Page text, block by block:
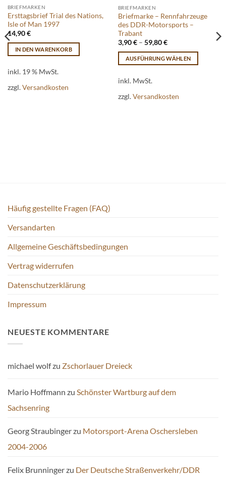
BRIEFMARKEN
Ersttagsbrief Trial des Nations,
Isle of Man 1997
14,90€
IN DEN WARENKORB
inkl. 19 % MwSt.
zzgl.Versandkosten
BRIEFMARKEN
Briefmarke – Rennfahrzeuge
des DDR-Motorsports –
Trabant
3,90€– 59,80€
AUSFÜHRUNG WÄHLEN
Produkt
mehrere
inkl. MwSt.
zzgl.Versandkosten
Häufig gestellte Fragen (FAQ)
Versandarten
Allgemeine Geschäftsbedingungen
Vertrag widerrufen
Datenschutzerklärung
Impressum
NEUESTE KOMMENTARE
michael wolfzu Zschorlauer Dreieck
Mario Hoffmann zu Schönster Wartburg auf dem
Sachsenring
Georg Straubingerzu Motorsport-Arena Oschersleben
2004-2006
Felix Brunningerzu Der Deutsche Straßenverkehr/DDR